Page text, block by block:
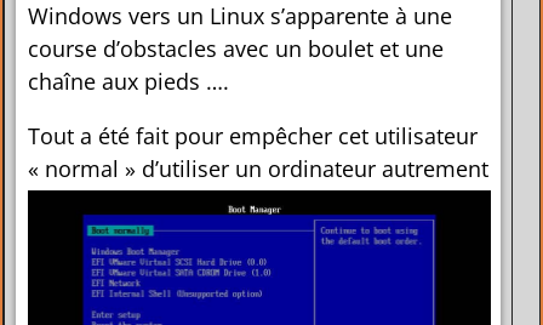
Windows vers un Linux s’apparente à une
course d’obstacles avec un boulet et une
chaîne aux pieds ….
Tout a été fait pour empêcher cet utilisateur
« normal » d’utiliser un ordinateur autrement